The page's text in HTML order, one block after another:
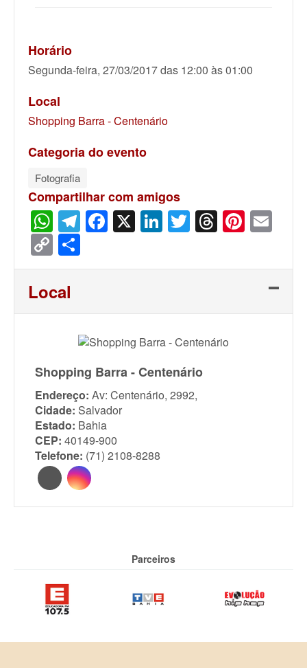
Horário
Segunda-feira, 27/03/2017 das 12:00 às 01:00
Local
Shopping Barra - Centenário
Categoria do evento
Fotografia
Compartilhar com amigos
WhatsApp
Telegram
Facebook
X LinkedIn
Twitter
Threads
Copy
Link
Local
Shopping Barra - Centenário
Endereço: Av: Centenário, 2992,
Cidade: Salvador
Estado: Bahia
CEP: 40149-900
Telefone: (71) 2108-8288
Parceiros